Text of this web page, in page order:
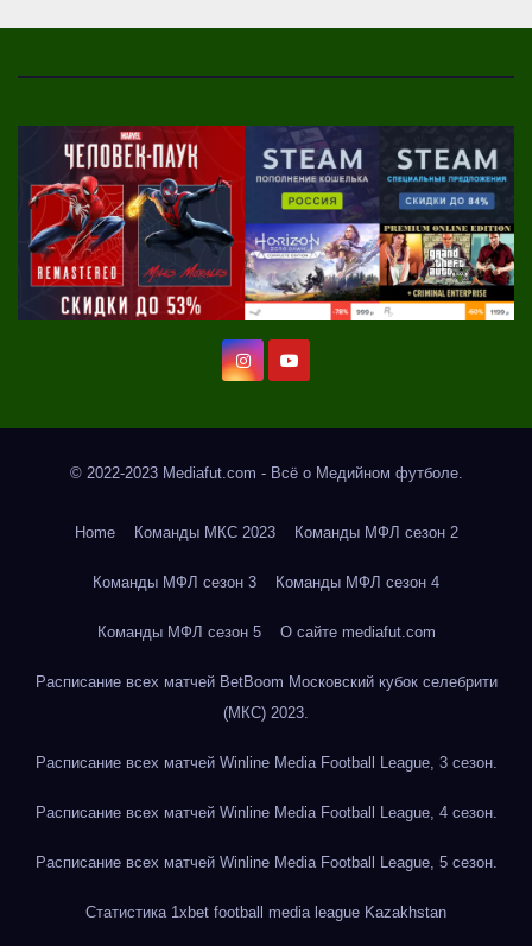
© 2022-2023 Mediafut.com - Всё о Медийном футболе.
Home Команды МКС 2023 Команды МФЛ сезон 2
Команды МФЛ сезон 3 Команды МФЛ сезон 4
Команды МФЛ сезон 5 О сайте mediafut.com
Расписание всех матчей BetBoom Московский кубок селебрити
(МКС) 2023.
Расписание всех матчей Winline Media Football League, 3 сезон.
Расписание всех матчей Winline Media Football League, 4 сезон.
Расписание всех матчей Winline Media Football League, 5 сезон.
Статистика 1xbet football media league Kazakhstan